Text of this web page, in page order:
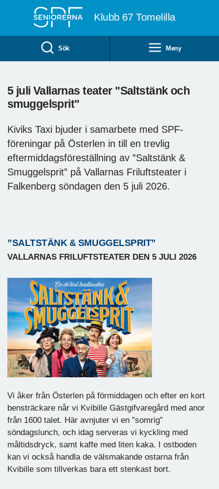
Klubb 67 Tomelilla
Sök Meny
5 juli Vallarnas teater "Saltstänk och
smuggelsprit"
Kiviks Taxi bjuder i samarbete med SPF-
föreningar på Österlen in till en trevlig
eftermiddagsföreställning av ”Saltstänk &
Smuggelsprit” på Vallarnas Friluftsteater i
Falkenberg söndagen den 5 juli 2026.
”SALTSTÄNK & SMUGGELSPRIT”
VALLARNAS FRILUFTSTEATER DEN 5 JULI 2026
Vi åker från Österlen på förmiddagen och efter en kort
bensträckare når vi Kvibille Gästgifvaregård med anor
från 1600 talet. Här avnjuter vi en ”somrig”
söndagslunch, och idag serveras vi kyckling med
måltidsdryck, samt kaffe med liten kaka. I ostboden
kan vi också handla de välsmakande ostarna från
Kvibille som tillverkas bara ett stenkast bort.